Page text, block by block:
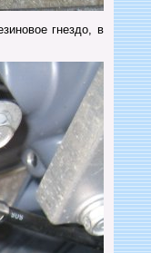
гнездо, в